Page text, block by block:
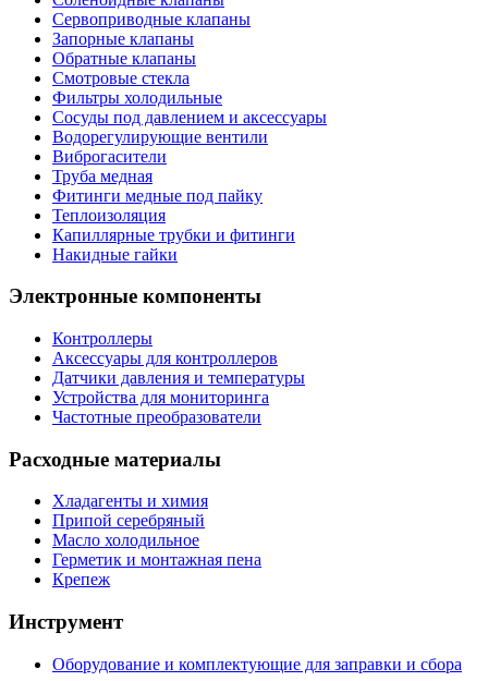
Сервоприводные клапаны
Запорные клапаны
Обратные клапаны
Смотровые стекла
Фильтры холодильные
Сосуды под давлением и аксессуары
Водорегулирующие вентили
Виброгасители
Труба медная
Фитинги медные под пайку
Теплоизоляция
Капиллярные трубки и фитинги
Накидные гайки
Электронные компоненты
Контроллеры
Аксессуары для контроллеров
Датчики давления и температуры
Устройства для мониторинга
Частотные преобразователи
Расходные материалы
Хладагенты и химия
Припой серебряный
Масло холодильное
Герметик и монтажная пена
Крепеж
Инструмент
Оборудование и комплектующие для заправки и сбора